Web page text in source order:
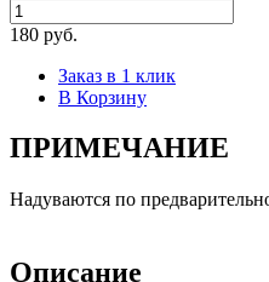
180 руб.
Заказ в 1 клик
В Корзину
ПРИМЕЧАНИЕ
Надуваются по
Описание